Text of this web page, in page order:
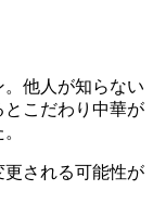
他人が知らない
こだわり中華が
される可能性が